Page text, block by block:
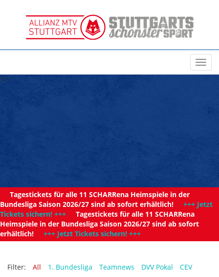
11
Tagestickets für alle 11 SCHARRena Heimspiele in der
Bundesliga Saison 2026/27 sind ab sofort erhältlich! +++ Jetzt
Tickets sichern! +++ Tagestickets für alle 11 SCHARRena
Heimspiele in der Bundesliga Saison 2026/27 sind ab sofort
erhältlich! +++ Jetzt Tickets sichern! +++
Filter: All 1. Bundesliga Teamnews DVV Pokal CEV